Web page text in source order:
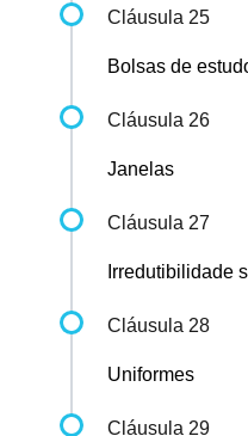
Cláusula 25
Bolsas de
Cláusula 26
Janelas
Cláusula 27
Irredutibilidade
Cláusula 28
Uniformes
Cláusula 29